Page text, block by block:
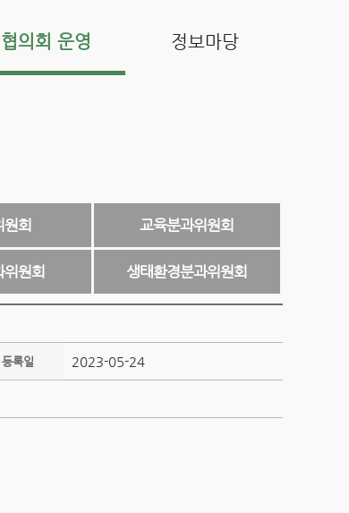
협의회 운영 정보마당
원회 교육분과위원회
위원회 생태환경분과위원회
등록일 2023-05-24